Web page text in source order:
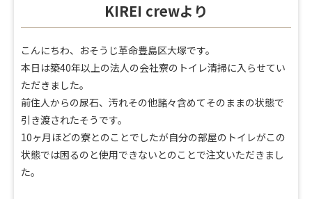
KIREI crewより
こんにちわ、おそうじ革命豊島区大塚です。
本日は築40年以上の法人の会社寮のトイレ清掃に入らせてい
ただきました。
前住人からの尿石、汚れその他諸々含めてそのままの状態で
引き渡されたそうです。
10ヶ月ほどの寮とのことでしたが自分の部屋のトイレがこの
状態では困るのと使用できないとのことで注文いただきまし
た。